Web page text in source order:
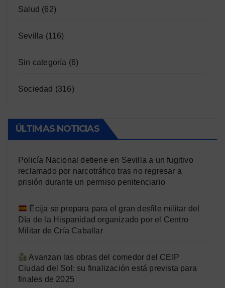
Salud (62)
Sevilla (116)
Sin categoría (6)
Sociedad (316)
ÚLTIMAS NOTICIAS
Policía Nacional detiene en Sevilla a un fugitivo
reclamado por narcotráfico tras no regresar a
prisión durante un permiso penitenciario
Écija se prepara para el gran desfile militar del
Día de la Hispanidad organizado por el Centro
Militar de Cría Caballar
Avanzan las obras del comedor del CEIP
Ciudad del Sol: su finalización está prevista para
finales de 2025